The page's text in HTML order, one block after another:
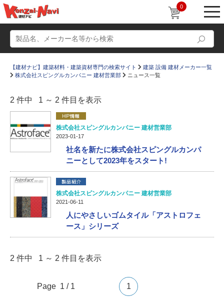
0
動画 ショールーム
設計士インタビュー
Q＆A
お気に入り
【建材ナビ】建築材料・建築資材専門の検索サイト
建築 設備 建材メーカー一覧
株式会社スピングルカンパニー 建材営業部
ニュース一覧
2 件中 1 ～ 2 件目を表示
株式会社スピングルカンパニー 建材営業部
2023-01-17
社名を新たに株式会社スピングルカンパ
ニーとして2023年をスタート!
株式会社スピングルカンパニー 建材営業部
2021-06-11
人にやさしいゴムタイル「アストロフェ
ース」シリーズ
2 件中 1 ～ 2 件目を表示
Page 1 / 1 1